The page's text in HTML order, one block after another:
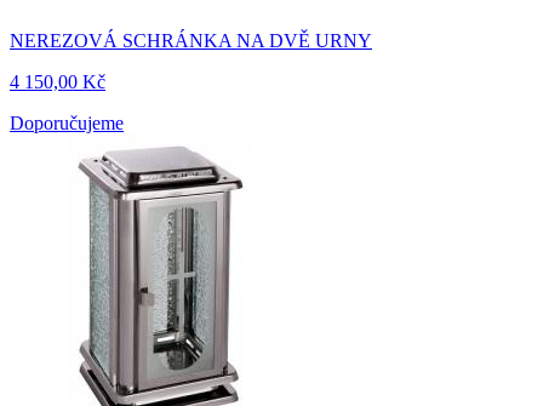
NEREZOVÁ SCHRÁNKA NA DVĚ URNY
4 150,00 Kč
Doporučujeme